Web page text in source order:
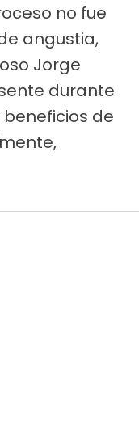
no fue
angustia,
Jorge
durante
de